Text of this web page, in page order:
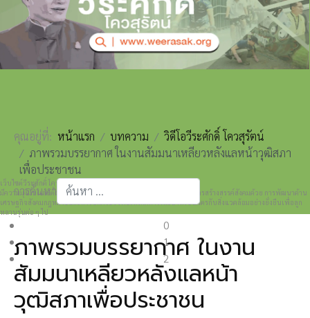
เว็บไซต์วีระศักดิ์ โควสุรัตน์ www.weerasak.org
มีความมุ่งมั่นเเละตั้งใจในการเผยแพร่เรื่องราวความรู้ความเข้าใจในการสร้างสรรค์สังคมด้วย การพัฒนาด้าน
เศรษฐกิจสังคมกฎหมายและการปกครอง เพื่อให้เกิดการพัฒนาที่เป็นมิตรกับสิ่งแวดล้อมอย่างยั่งยืนเพื่อลูก
หลานรุ่นต่อ ๆ ไป
0
1
2
คุณอยู่ที่: หน้าแรก บทความ
วิดีโอวีระศักดิ์ โควสุรัตน์
ภาพรวมบรรยากาศ ในงานสัมมนาเหลียวหลังแลหน้าวุฒิสภา
เพื่อประชาชน
การค้นหา
Type 2 or more characters for results.
ภาพรวมบรรยากาศ ในงาน
สัมมนาเหลียวหลังแลหน้า
วุฒิสภาเพื่อประชาชน